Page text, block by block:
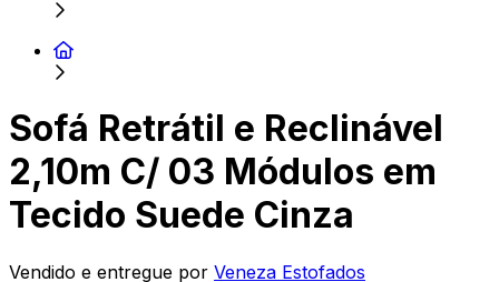
Sofá Retrátil e Reclinável
2,10m C/ 03 Módulos em
Tecido Suede Cinza
Vendido e entregue por Veneza Estofados